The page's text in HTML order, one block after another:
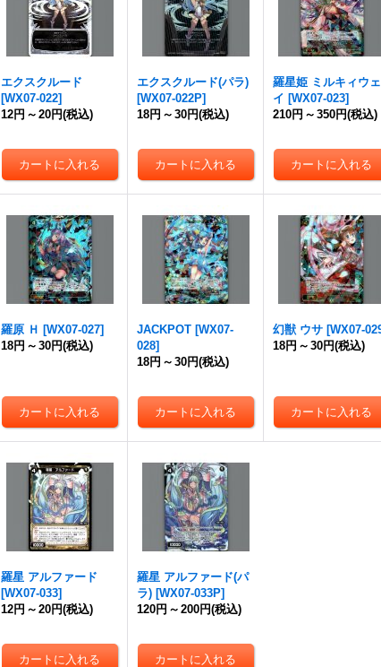
エクスクルード
[WX07-022]
12円 ～ 20円(税込)
エクスクルード(パラ)
[WX07-022P]
18円 ～ 30円(税込)
羅星姫 ミルキィウェ
イ [WX07-023]
210円 ～ 350円(税込)
羅原 Ｈ [WX07-027]
18円 ～ 30円(税込)
JACKPOT [WX07-
028]
18円 ～ 30円(税込)
幻獣 ウサ [WX07-
18円 ～ 30円(税込)
羅星 アルファード
[WX07-033]
12円 ～ 20円(税込)
羅星 アルファード(パ
ラ) [WX07-033P]
120円 ～ 200円(税込)